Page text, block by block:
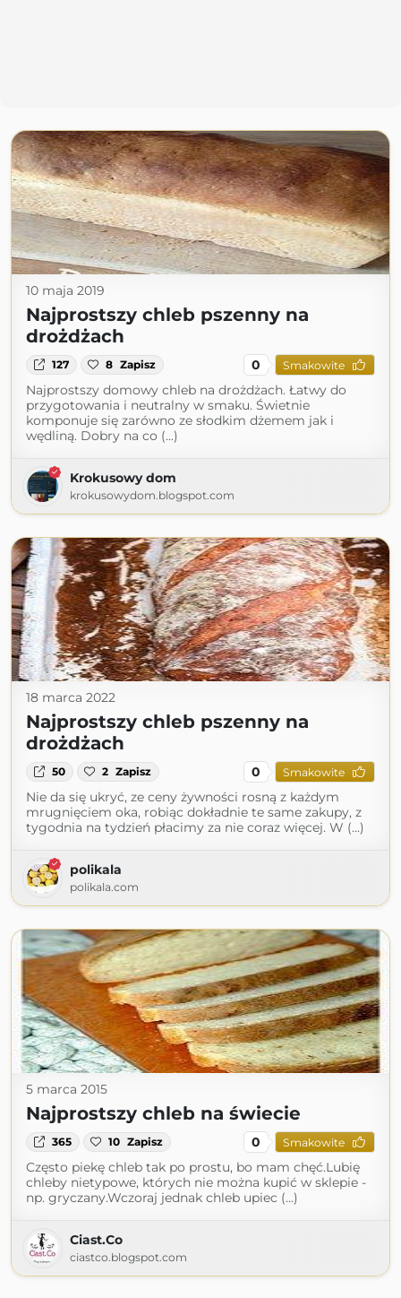
10 maja 2019
Najprostszy chleb pszenny na
drożdżach
127 8 Zapisz 0 Smakowite
Najprostszy domowy chleb na drożdżach. Łatwy do
przygotowania i neutralny w smaku. Świetnie
komponuje się zarówno ze słodkim dżemem jak i
wędliną. Dobry na co (...)
Krokusowy dom
krokusowydom.blogspot.com
18 marca 2022
Najprostszy chleb pszenny na
drożdżach
50 2 Zapisz 0 Smakowite
Nie da się ukryć, ze ceny żywności rosną z każdym
mrugnięciem oka, robiąc dokładnie te same zakupy, z
tygodnia na tydzień płacimy za nie coraz więcej. W (...)
polikala
polikala.com
5 marca 2015
Najprostszy chleb na świecie
365 10 Zapisz 0 Smakowite
Często piekę chleb tak po prostu, bo mam chęć.Lubię
chleby nietypowe, których nie można kupić w sklepie -
np. gryczany.Wczoraj jednak chleb upiec (...)
Ciast.Co
ciastco.blogspot.com